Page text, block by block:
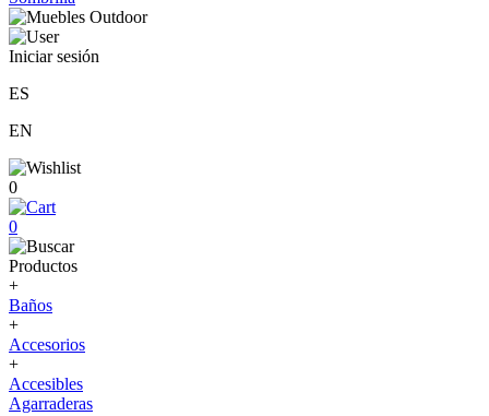
Iniciar sesión
ES
EN
0
0
Productos
+
Baños
+
Accesorios
+
Accesibles
Agarraderas